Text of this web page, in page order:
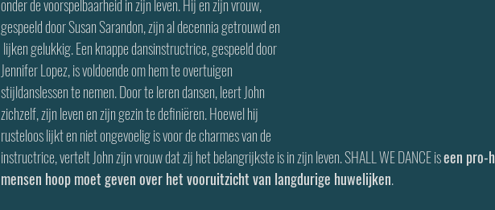
onder de voorspelbaarheid in zijn leven. Hij en zijn vrouw,
gespeeld door Susan Sarandon, zijn al decennia getrouwd en
lijken gelukkig. Een knappe dansinstructrice, gespeeld door
Jennifer Lopez, is voldoende om hem te overtuigen
stijldanslessen te nemen. Door te leren dansen, leert John
zichzelf, zijn leven en zijn gezin te definiëren. Hoewel hij
rusteloos lijkt en niet ongevoelig is voor de charmes van de
instructrice, vertelt John zijn vrouw dat zij het belangrijkste is in zijn leven. SHALL WE DANCE is een pro-
mensen hoop moet geven over het vooruitzicht van langdurige huwelijken.